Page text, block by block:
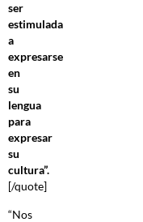
ser
estimulada
a
expresarse
en
su
lengua
para
expresar
su
cultura”.
[/quote]
“Nos